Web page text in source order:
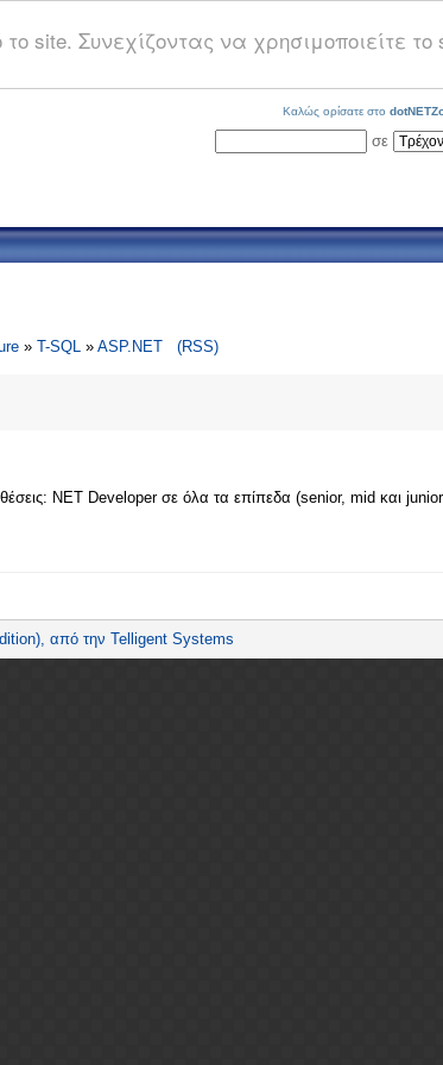
site. Συνεχίζοντας να χρησιμοποιείτε το
Καλώς ορίσατε στο
σε
» T-SQL » ASP.NET (RSS)
ΝΕΤ Developer σε όλα τα επίπεδα (senior, mid και junior)